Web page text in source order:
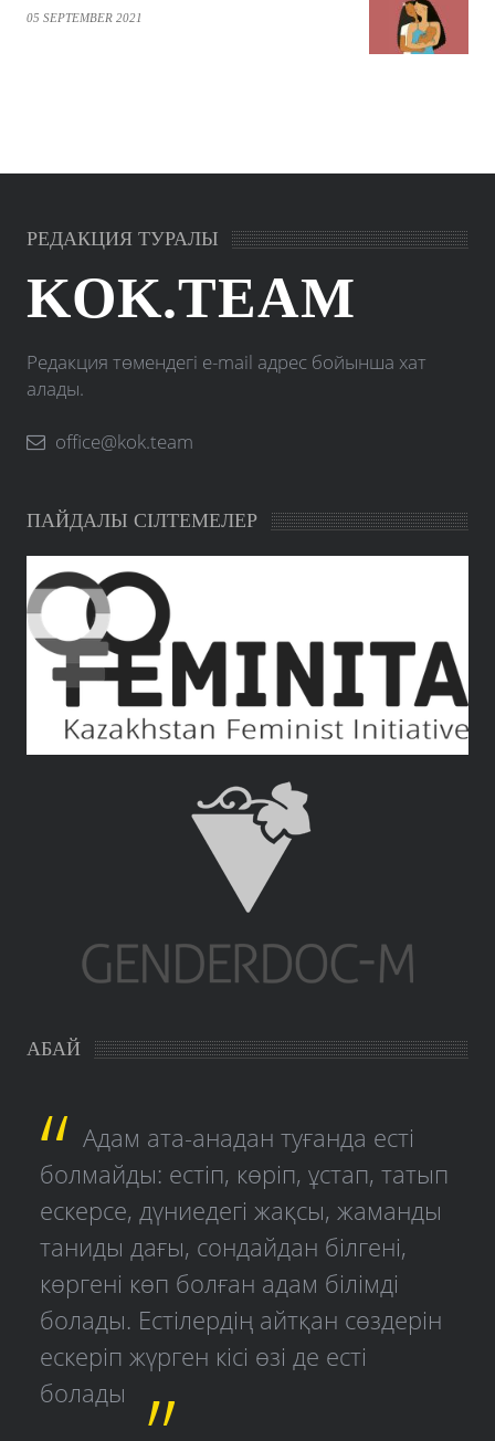
05 SEPTEMBER 2021
РЕДАКЦИЯ ТУРАЛЫ
KOK.TEAM
Редакция төмендегі e-mail адрес бойынша хат
алады.
office@kok.team
ПАЙДАЛЫ СІЛТЕМЕЛЕР
АБАЙ
Адам ата-анадан туғанда есті
болмайды: естіп, көріп, ұстап, татып
ескерсе, дүниедегі жақсы, жаманды
таниды дағы, сондайдан білгені,
көргені көп болған адам білімді
болады. Естілердің айтқан сөздерін
ескеріп жүрген кісі өзі де есті
болады